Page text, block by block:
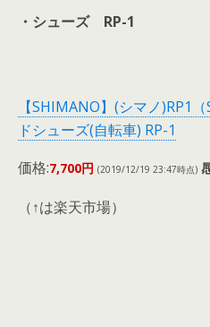
・シューズ RP-1
【SHIMANO】(シマノ)RP1
ドシューズ(自転車) RP-1
価格:7,700円 (2019/12/19 23:47時点)
（↑は楽天市場）